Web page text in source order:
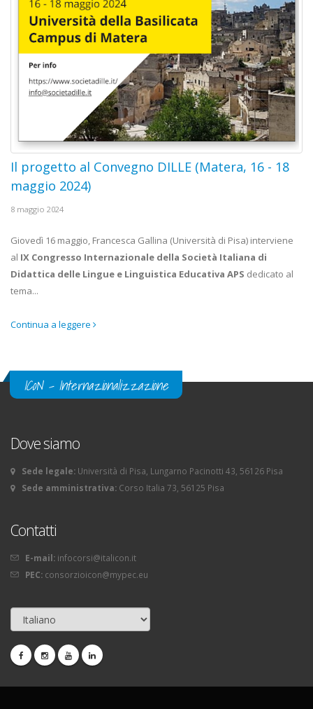
Il progetto al Convegno DILLE (Matera, 16 - 18
maggio 2024)
8 maggio 2024
Giovedì 16 maggio, Francesca Gallina (Università di Pisa) interviene
al IX Congresso Internazionale della Società Italiana di
Didattica delle Lingue e Linguistica Educativa APS dedicato al
tema...
Continua a leggere
ICoN - Internazionalizzazione
Dove siamo
Sede legale: Università di Pisa, Lungarno Pacinotti 43, 56126 Pisa
Sede amministrativa: Corso Italia 73, 56125 Pisa
Contatti
E-mail: infocorsi@italicon.it
PEC: consorzioicon@mypec.eu